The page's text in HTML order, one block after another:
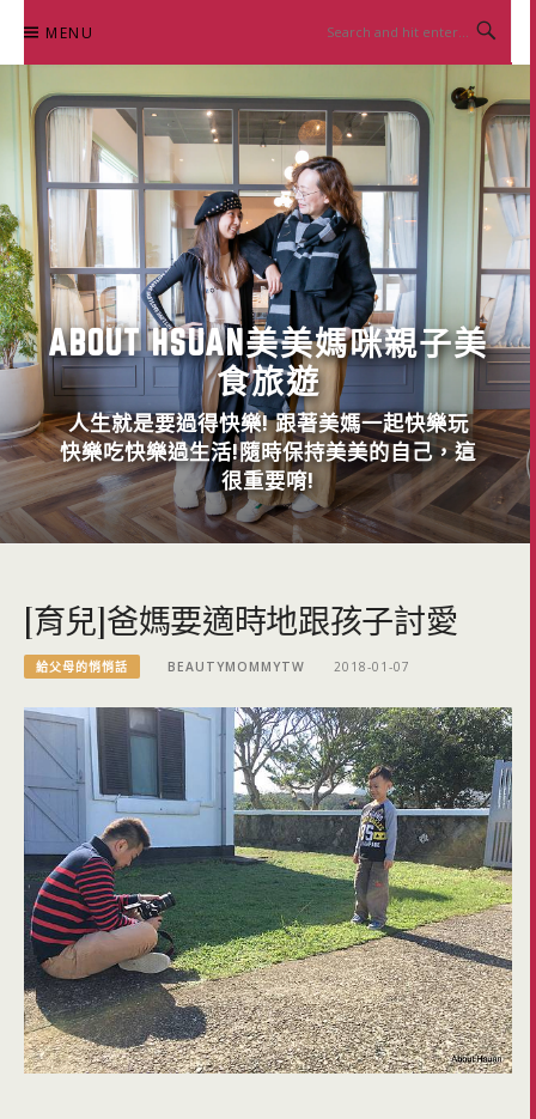
content
MENU
ABOUT HSUAN美美媽咪親子美
食旅遊
人生就是要過得快樂! 跟著美媽一起快樂玩
快樂吃快樂過生活!隨時保持美美的自己，這
很重要唷!
[育兒]爸媽要適時地跟孩子討愛
給父母的悄悄話 BEAUTYMOMMYTW 2018-01-07